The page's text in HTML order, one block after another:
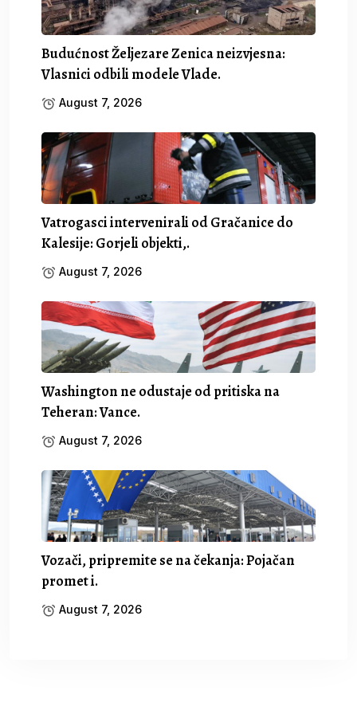
Budućnost Željezare Zenica neizvjesna:
Vlasnici odbili modele Vlade.
August 7, 2026
Vatrogasci intervenirali od Gračanice do
Kalesije: Gorjeli objekti,.
August 7, 2026
Washington ne odustaje od pritiska na
Teheran: Vance.
August 7, 2026
Vozači, pripremite se na čekanja: Pojačan
promet i.
August 7, 2026